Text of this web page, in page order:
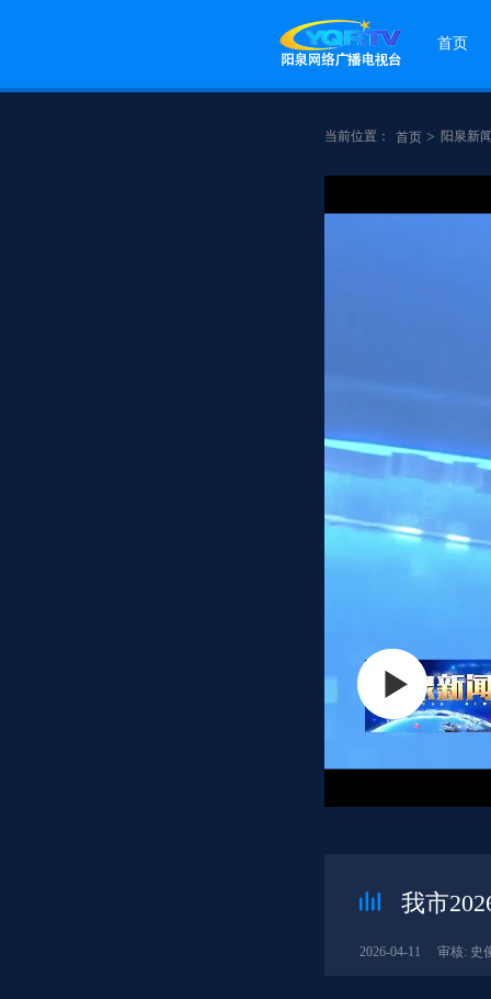
首页
当前位置： 首页 > 阳泉新
我市
2026-04-11 审核: 史